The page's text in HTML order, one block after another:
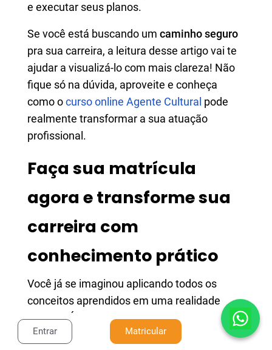
e executar seus planos.
Se você está buscando um caminho seguro
pra sua carreira, a leitura desse artigo vai te
ajudar a visualizá-lo com mais clareza! Não
fique só na dúvida, aproveite e conheça
como ocurso online Agente Cultural pode
realmente transformar a sua atuação
profissional.
Faça sua matrícula
agora e transforme sua
carreira com
conhecimento prático
Você já se imaginou aplicando todos os
conceitos aprendidos em uma realidade
prática? É isso que o curso te proporciona.
São ferramentas e técnicas que vão direto
Entrar Matricular